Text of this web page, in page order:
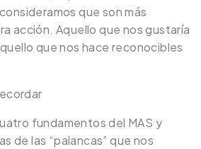
que son más
acción. Aquello que nos gustaría
que nos hace reconocibles
fundamentos del MAS y
de las “palancas” que nos